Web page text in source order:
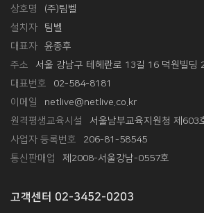
상호명
(주)팀벨
설치자
팀벨
대표자
윤종후
주소
서울 강남구 테헤란로 13길 16 덕원빌딩
대표번호
02-584-8181
이메일
netlive@netlive.co.kr
원격평생교육시설
서울남부교육지원청 제603
사업자 등록번호
206-81-58545
통신판매업
제2008-서울강남-0557호
고객센터 02-3452-0203